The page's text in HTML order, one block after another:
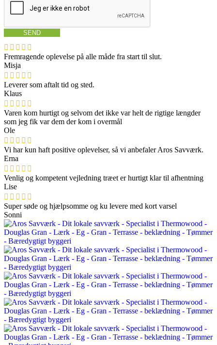
SEND
Fremragende oplevelse på alle måde fra start til slut.
Misja
Leverer som aftalt tid og sted.
Klaus
Varen kom hurtigt og selvom det ikke var helt de rigtige længder
som jeg fik var dem der kom i overmål
Ole
Vi har kun haft positive oplevelser, så vi anbefaler Aros Savværk.
Erna
Venlig og kompetent vejledning træet er hurtigt klar til afhentning
Lise
Super søde og hjælpsomme og ku levere med kort varsel
Sonni